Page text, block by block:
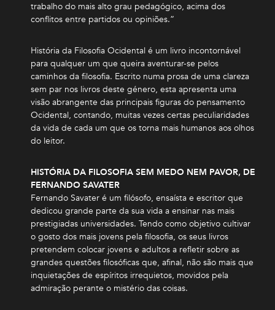
trabalho do mais alto grau pedagógico, acima dos
conflitos entre partidos ou opiniões.”
História da Filosofia Ocidental é um livro incontornável
para qualquer um que queira aventurar-se pelos
caminhos da filosofia. Escrito numa prosa de uma clareza
sem par nos livros deste género, esta apresenta uma
visão abrangente das principais figuras do pensamento
Ocidental, contando, muitas vezes certas peculiaridades
da vida de cada um que os torna mais humanos aos olhos
do leitor.
HISTÓRIA DA FILOSOFIA SEM MEDO NEM PAVOR, DE
FERNANDO SAVATER
Fernando Savater é um filósofo, ensaísta e escritor que
dedicou grande parte da sua vida a ensinar nas mais
prestigiadas universidades. Tendo como objetivo cultivar
o gosto dos mais jovens pela filosofia, os seus livros
pretendem colocar jovens e adultos a refletir sobre as
grandes questões filosóficas que, afinal, não são mais que
inquietações de espíritos irrequietos, movidos pela
admiração perante o mistério das coisas.